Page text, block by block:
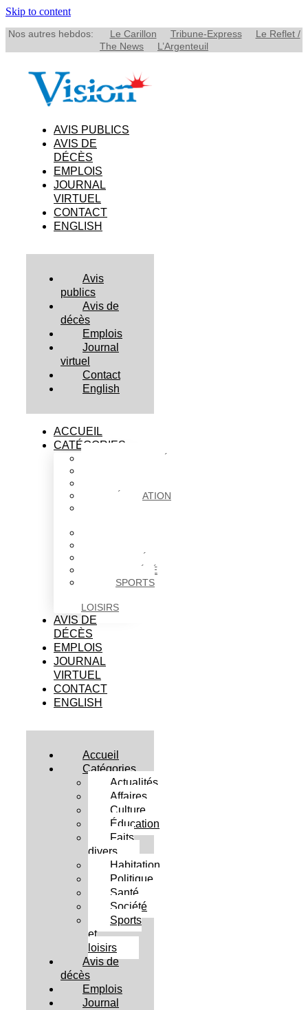
Skip to content
Nos autres hebdos: Le Carillon Tribune-Express
Le Reflet /
The News
L’Argenteuil
AVIS PUBLICS
AVIS DE
DÉCÈS
EMPLOIS
JOURNAL
VIRTUEL
CONTACT
ENGLISH
Avis
publics
Avis de
décès
Emplois
Journal
virtuel
Contact
English
ACCUEIL
CATÉGORIES
ÉDUCATION
SOCIÉTÉ
SPORTS
LOISIRS
AVIS DE
DÉCÈS
EMPLOIS
JOURNAL
VIRTUEL
CONTACT
ENGLISH
Accueil
Catégories
Actualités
Affaires
Culture
Éducation
Faits
divers
Habitation
Politique
Santé
Société
Sports
et
loisirs
Avis de
décès
Emplois
Journal